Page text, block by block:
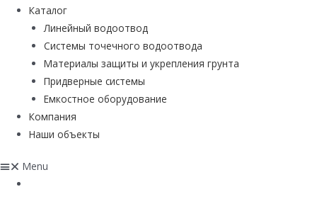
Каталог
Линейный водоотвод
Системы точечного водоотвода
Материалы защиты и укрепления грунта
Придверные системы
Емкостное оборудование
Компания
Наши объекты
Menu